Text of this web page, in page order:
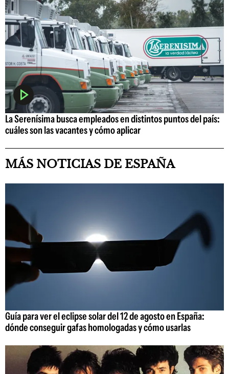
La Serenísima busca empleados en distintos puntos del país:
cuáles son las vacantes y cómo aplicar
MÁS NOTICIAS DE ESPAÑA
Guía para ver el eclipse solar del 12 de agosto en España:
dónde conseguir gafas homologadas y cómo usarlas